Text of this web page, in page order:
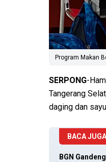
Program Makan
SERPONG-
Tangerang
daging dan
BACA JUGA
BGN